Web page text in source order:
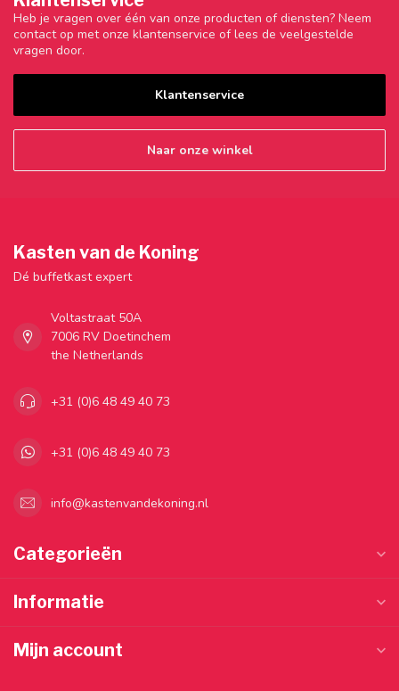
Heb je vragen over één van onze producten of diensten? Neem
contact op met onze klantenservice of lees de veelgestelde
vragen door.
Klantenservice
Naar onze winkel
Kasten van de Koning
Dé buffetkast expert
Voltastraat 50A
7006 RV Doetinchem
the Netherlands
+31 (0)6 48 49 40 73
+31 (0)6 48 49 40 73
info@kastenvandekoning.nl
Categorieën
Informatie
Mijn account